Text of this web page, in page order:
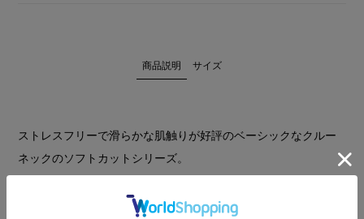
商品説明 サイズ
ストレスフリーで滑らかな肌触りが好評のベーシックなクルー
ネックのソフトカットシリーズ。
く、パンツと合わせてゆるっとルーズに着こなすのもおすすめ